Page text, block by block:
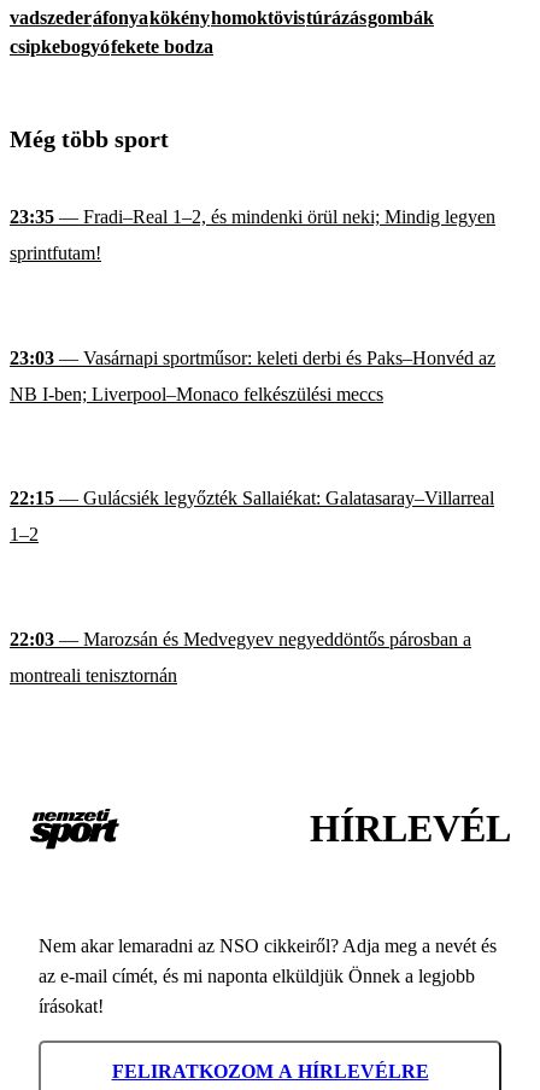
vadszederáfonyakökényhomoktövistúrázásgombák
csipkebogyófekete bodza
Még több sport
23:35 — Fradi–Real 1–2, és mindenki örül neki; Mindig legyen
sprintfutam!
23:03 — Vasárnapi sportműsor: keleti derbi és Paks–Honvéd az
NB I-ben; Liverpool–Monaco felkészülési meccs
22:15 — Gulácsiék legyőzték Sallaiékat: Galatasaray–Villarreal
1–2
22:03 — Marozsán és Medvegyev negyeddöntős párosban a
montreali tenisztornán
HÍRLEVÉL
Nem akar lemaradni az NSO cikkeiről? Adja meg a nevét és
az e-mail címét, és mi naponta elküldjük Önnek a legjobb
írásokat!
FELIRATKOZOM A HÍRLEVÉLRE